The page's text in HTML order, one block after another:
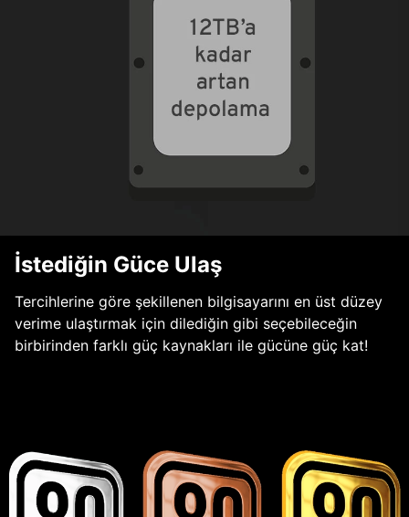
İstediğin Güce Ulaş
Tercihlerine göre şekillenen bilgisayarını en üst düzey
verime ulaştırmak için dilediğin gibi seçebileceğin
birbirinden farklı güç kaynakları ile gücüne güç kat!